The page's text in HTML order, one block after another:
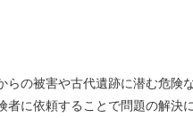
の被害や古代遺跡に潜む危険
に依頼することで問題の解決